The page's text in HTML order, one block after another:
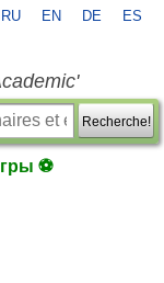
RU EN DE ES
Recherche!
⚽